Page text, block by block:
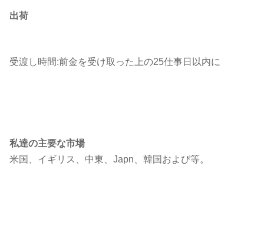
出荷
受渡し時間:前金を受け取った上の25仕事日以内に
私達の主要な市場
米国、イギリス、中東、Japn、韓国および等。